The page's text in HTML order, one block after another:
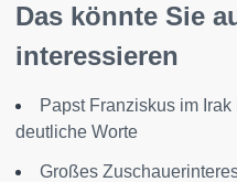
Das könnte Sie
interessieren
Papst Franziskus im
deutliche Worte
Großes